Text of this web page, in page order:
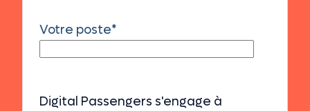
Votre poste*
Digital Passengers s'engage à